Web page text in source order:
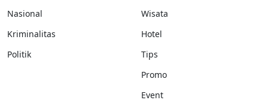
Nasional
Kriminalitas
Politik
Wisata
Hotel
Tips
Promo
Event